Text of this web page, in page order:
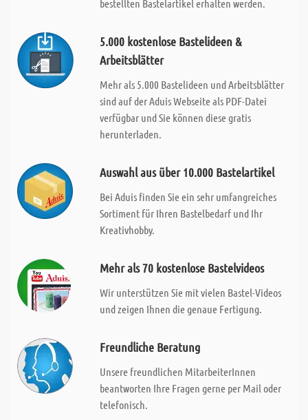
bestellten Bastelartikel erhalten werden.
5.000 kostenlose Bastelideen &
Arbeitsblätter
Mehr als 5.000 Bastelideen und Arbeitsblätter
sind auf der Aduis Webseite als PDF-Datei
verfügbar und Sie können diese gratis
herunterladen.
Auswahl aus über 10.000 Bastelartikel
Bei Aduis finden Sie ein sehr umfangreiches
Sortiment für Ihren Bastelbedarf und Ihr
Kreativhobby.
Mehr als 70 kostenlose Bastelvideos
Wir unterstützen Sie mit vielen Bastel-Videos
und zeigen Ihnen die genaue Fertigung.
Freundliche Beratung
Unsere freundlichen MitarbeiterInnen
beantworten Ihre Fragen gerne per Mail oder
telefonisch.